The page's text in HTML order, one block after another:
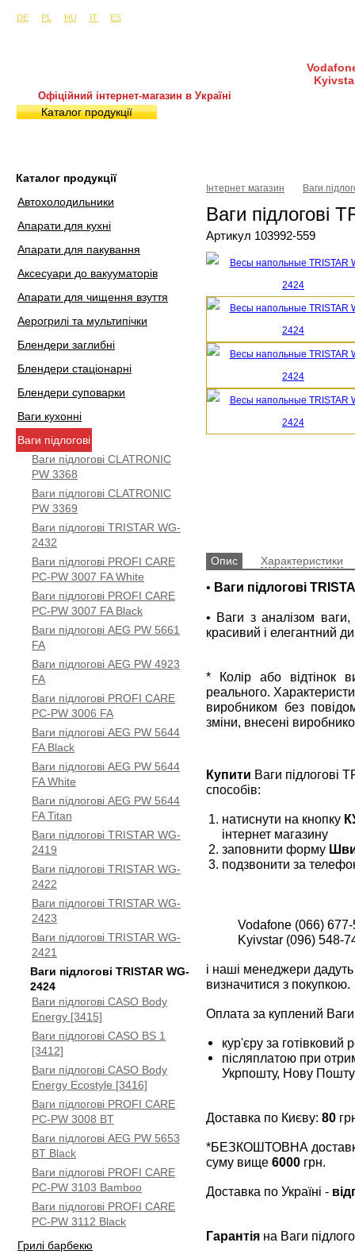
DE
PL HU IT ES
Офіційний інтернет-магазин в Україні
Каталог продукції
Каталог продукції
Автохолодильники
Апарати для кухні
Апарати для пакування
Аксесуари до вакууматорів
Апарати для чищення взуття
Аерогрилі та мультипічки
Блендери заглибні
Блендери стаціонарні
Блендери суповарки
Ваги кухонні
Ваги підлогові
Ваги підлогові CLATRONIC
PW 3368
Ваги підлогові CLATRONIC
PW 3369
Ваги підлогові TRISTAR WG-
2432
Ваги підлогові PROFI CARE
PC-PW 3007 FA White
Ваги підлогові PROFI CARE
PC-PW 3007 FA Black
Ваги підлогові AEG PW 5661
FA
Ваги підлогові AEG PW 4923
FA
Ваги підлогові PROFI CARE
PC-PW 3006 FA
Ваги підлогові AEG PW 5644
FA Black
Ваги підлогові AEG PW 5644
FA White
Ваги підлогові AEG PW 5644
FA Titan
Ваги підлогові TRISTAR WG-
2419
Ваги підлогові TRISTAR WG-
2422
Ваги підлогові TRISTAR WG-
2423
Ваги підлогові TRISTAR WG-
2421
Ваги підлогові TRISTAR WG-
2424
Ваги підлогові CASO Body
Energy [3415]
Ваги підлогові CASO BS 1
[3412]
Ваги підлогові CASO Body
Energy Ecostyle [3416]
Ваги підлогові PROFI CARE
PC-PW 3008 BT
Ваги підлогові AEG PW 5653
BT Black
Ваги підлогові PROFI CARE
PC-PW 3103 Bamboo
Ваги підлогові PROFI CARE
PC-PW 3112 Black
Грилі барбекю
Інтернет магазин Ваги
Ваги підлогові
Артикул 103992-559
Опис Характеристики
• Ваги підлогові
• Ваги з аналізом
красивий і елегантний
* Колір або відтінок
реального.
виробником без
зміни, внесені
Купити Ваги підлогові
способів:
натиснути на кнопку
інтернет магазину
заповнити форму
подзвонити за
Vodafone (066)
Kyivstar (096) 548-
і наші менеджери
визначитися з покупкою.
Оплата за куплений
кур'єру за готівковий
післяплатою при
Укрпошту, Нову
Доставка по Києву: 80
*БЕЗКОШТОВНА
суму вище 6000 грн.
Доставка по Україні -
Гарантія на Ваги